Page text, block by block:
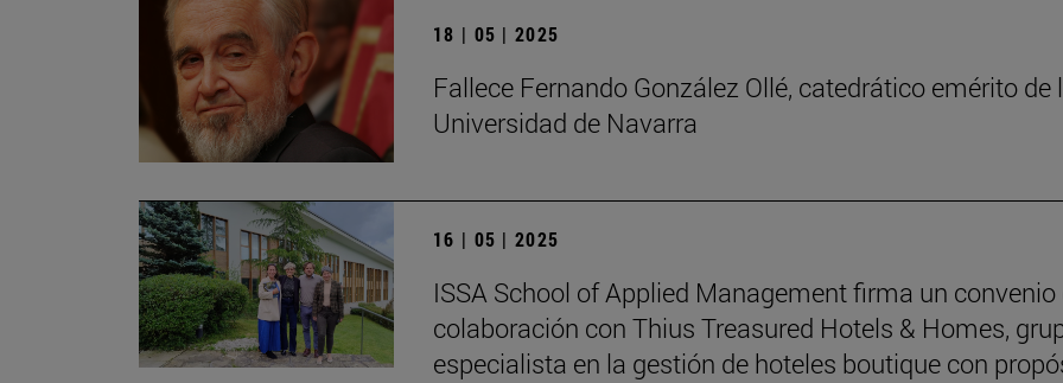
18 | 05 | 2025
Fallece Fernando González Ollé, catedrático emérito de
Universidad de Navarra
16 | 05 | 2025
ISSA School of Applied Management firma un convenio
colaboración con Thius Treasured Hotels & Homes,
especialista en la gestión de hoteles boutique con